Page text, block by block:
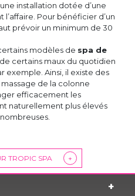
installation dotée d’une
Pour bénéficier d’un
prévoir un minimum de 30
modèles de spa de
certains maux du quotidien
exemple. Ainsi, il existe des
de la colonne
efficacement les
naturellement plus élevés
TROPIC SPA +